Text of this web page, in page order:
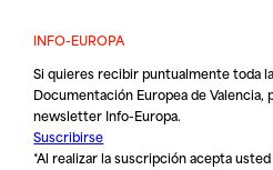
INFO-EUROPA
Si quieres recibir puntualmente toda
Documentación Europea de
newsletter Info-Europa.
Suscribirse
*Al realizar la suscripción acepta